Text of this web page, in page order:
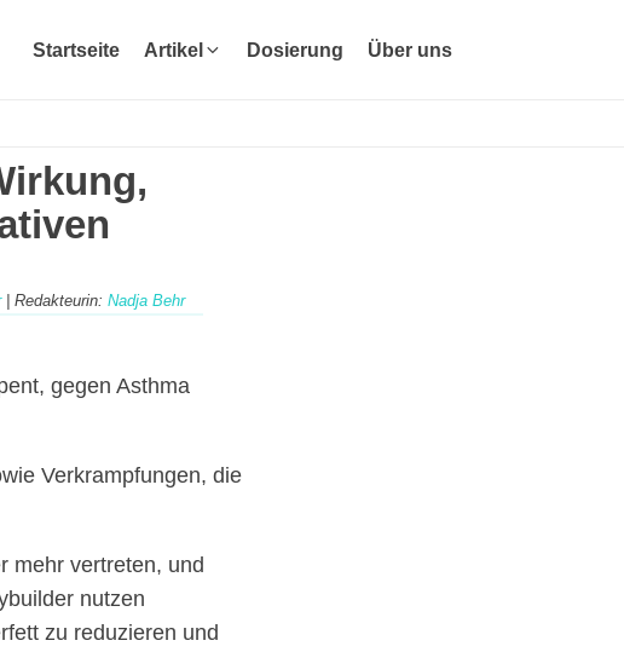
Startseite Artikel Dosierung Über uns
| Redakteurin: Nadja Behr
gegen Asthma
Verkrampfungen, die
mehr vertreten, und
nutzen
zu reduzieren und